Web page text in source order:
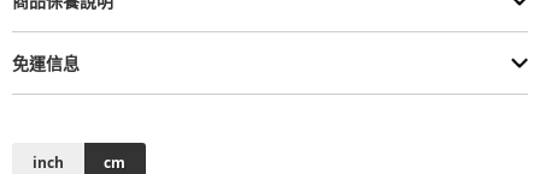
免運信息
inch cm